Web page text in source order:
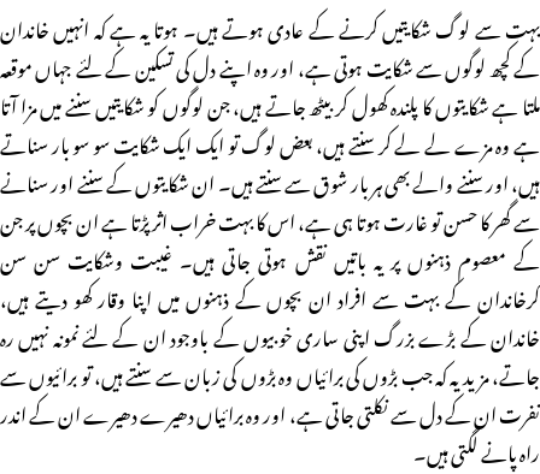
بہت سے لوگ شکایتیں کرنے کے عادی ہوتے ہیں۔ ہوتا یہ ہے کہ انہیں خاندان
کے کچھ لوگوں سے شکایت ہوتی ہے، اور وہ اپنے دل کی تسکین کے لئے جہاں موقعہ
ملتا ہے شکایتوں کا پلندہ کھول کر بیٹھ جاتے ہیں، جن لوگوں کو شکایتیں سننے میں مزا آتا
ہے وہ مزے لے لے کر سنتے ہیں، بعض لوگ تو ایک ایک شکایت سو سو بار سناتے
ہیں، اور سننے والے بھی ہر بار شوق سے سنتے ہیں۔ ان شکایتوں کے سننے اور سنانے
سے گھر کا حسن تو غارت ہوتا ہی ہے، اس کا بہت خراب اثر پڑتا ہے ان بچوں پر جن
کے معصوم ذہنوں پر یہ باتیں نقش ہوتی جاتی ہیں۔ غیبت وشکایت سن سن
کرخاندان کے بہت سے افراد ان بچوں کے ذہنوں میں اپنا وقار کھو دیتے ہیں،
خاندان کے بڑے بزرگ اپنی ساری خوبیوں کے باوجود ان کے لئے نمونہ نہیں رہ
جاتے، مزید یہ کہ جب بڑوں کی برائیاں وہ بڑوں کی زبان سے سنتے ہیں، تو برائیوں سے
نفرت ان کے دل سے نکلتی جاتی ہے، اور وہ برائیاں دھیرے دھیرے ان کے اندر
راہ پانے لگتی ہیں۔